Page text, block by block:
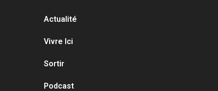
Actualité
Vivre Ici
Sortir
Podcast